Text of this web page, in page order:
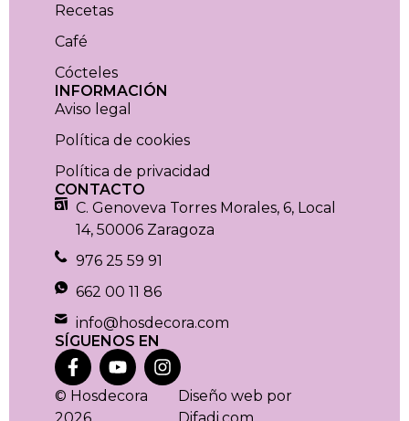
Recetas
Café
Cócteles
INFORMACIÓN
Aviso legal
Política de cookies
Política de privacidad
CONTACTO
C. Genoveva Torres Morales, 6, Local
14, 50006 Zaragoza
976 25 59 91
662 00 11 86
info@hosdecora.com
SÍGUENOS EN
© Hosdecora
2026.
Diseño web por
Difadi.com